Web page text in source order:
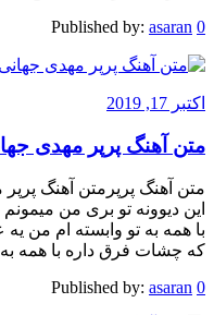
Published by: asaran 0
اکتبر 17, 2019
متن آهنگ پرپر مهدی
متن آهنگ پرپرمتن آهنگ پرپر
این دیوونه تو بری من
با همه به تو وابسته ام من
که چشات فرق داره با همه
Published by: asaran 0